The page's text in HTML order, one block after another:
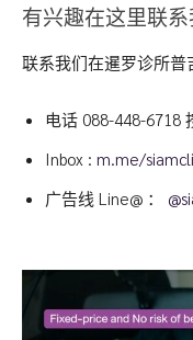
有兴趣在这里联系
联系我们在暹罗诊所普
电话 088-448-6718
Inbox : m.me/
广告线 Line@ ：